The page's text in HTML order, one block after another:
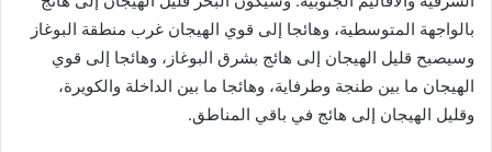
بالواجهة المتوسطية، وهائجا إلى قوي الهيجان غرب منطقة البوغاز
وسيصبح قليل الهيجان إلى هائج بشرق البوغاز، وهائجا إلى قوي
الهيجان ما بين طنجة وطرفاية، وهائجا ما بين الداخلة والكويرة،
وقليل الهيجان إلى هائج في باقي المناطق.